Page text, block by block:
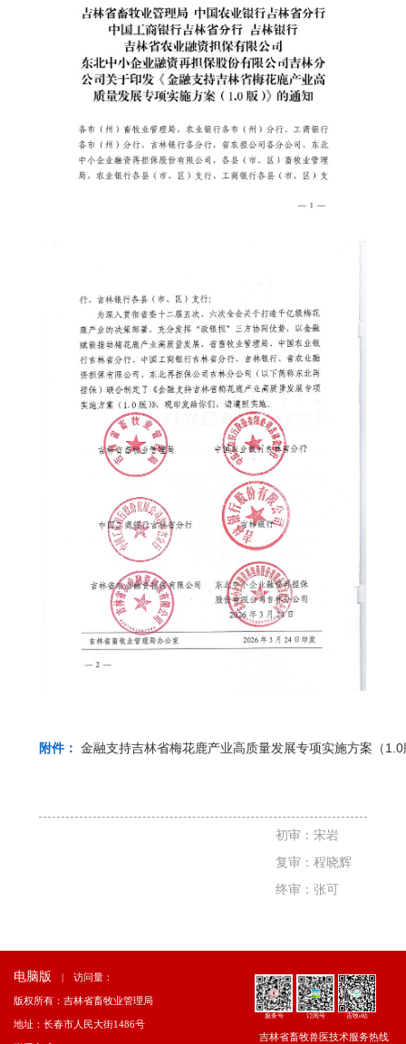
附件： 金融支持吉林省梅花鹿产业高质量发展专项实施方案（
初审：宋岩
复审：程晓辉
终审：张可
电脑版 访问量：
版权所有：吉林省畜牧业管理局
地址：长春市人民大街1486号
服务号 订阅号 吉牧e站
吉林省畜牧兽医技术服务热线